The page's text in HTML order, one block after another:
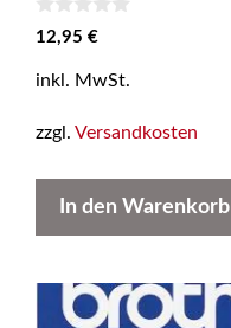
0
v
n
12,95 €
inkl. MwSt.
zzgl. Versandkosten
In den Warenkorb